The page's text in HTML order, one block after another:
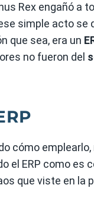
Rex engañó a
simple acto
que sea, era un
no fueron del
cómo
el ERP como es
que viste en la